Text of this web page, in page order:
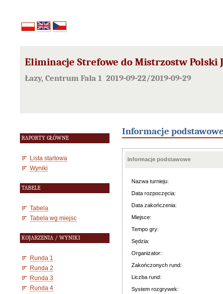
Eliminacje Strefowe do Mistrzostw Polski
Łazy, Centrum Fala 1 2019-09-22/2019-09-29
RAPORTY GŁÓWNE
Lista startowa
Wyniki
TABELE
Tabela
Tabela wg miejsc
KOJARZENIA / WYNIKI
Runda 1
Runda 2
Runda 3
Runda 4
Informacje
Informacje podstawowe
Nazwa turnieju:
Data rozpoczęcia:
Data zakończenia:
Miejsce:
Tempo gry:
Sędzia:
Organizator:
Zakończonych rund:
Liczba rund:
System rozgrywek: